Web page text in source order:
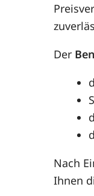
Der
Nach
Ihnen